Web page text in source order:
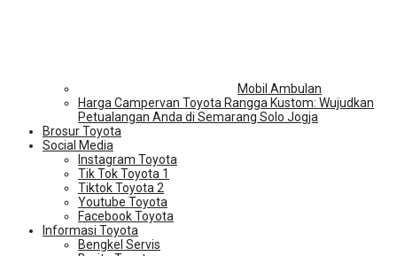
Mobil Ambulan
Harga Campervan Toyota Rangga Kustom: Wujudkan
Petualangan Anda di Semarang Solo Jogja
Brosur Toyota
Social Media
Instagram Toyota
Tik Tok Toyota 1
Tiktok Toyota 2
Youtube Toyota
Facebook Toyota
Informasi Toyota
Bengkel Servis